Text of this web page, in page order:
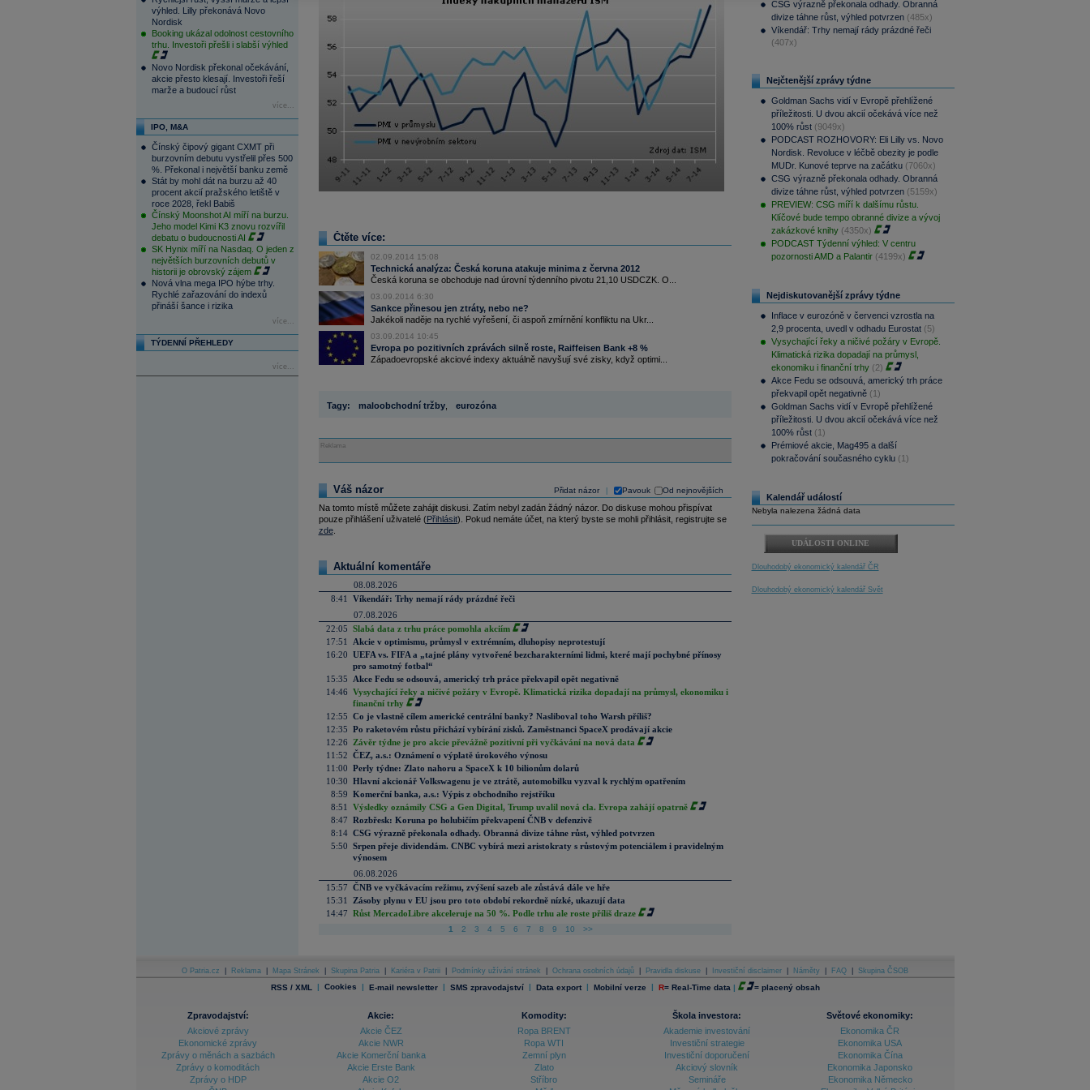
výhled. Lilly překonává Novo
Nordisk
Booking ukázal odolnost cestovního
trhu. Investoři přešli i slabší výhled
Novo Nordisk překonal očekávání,
akcie přesto klesají. Investoři řeší
marže a budoucí růst
více...
IPO, M&A
Čínský čipový gigant CXMT při
burzovním debutu vystřelil přes 500
%. Překonal i největší banku země
Stát by mohl dát na burzu až 40
procent akcií pražského letiště v
roce 2028, řekl Babiš
Čínský Moonshot AI míří na burzu.
Jeho model Kimi K3 znovu rozvířil
debatu o budoucnosti AI
SK Hynix míří na Nasdaq. O jeden z
největších burzovních debutů v
historii je obrovský zájem
Nová vlna mega IPO hýbe trhy.
Rychlé zařazování do indexů
přináší šance i rizika
více...
TÝDENNÍ PŘEHLEDY
více...
Čtěte více:
02.09.2014 15:08
Technická analýza: Česká koruna atakuje minima z června 2012
Česká koruna se obchoduje nad úrovní týdenního pivotu 21,10 USDCZK. O...
03.09.2014 6:30
Sankce přinesou jen ztráty, nebo ne?
Jakékoli naděje na rychlé vyřešení, či aspoň zmírnění konfliktu na Ukr...
03.09.2014 10:45
Evropa po pozitivních zprávách silně roste, Raiffeisen Bank +8 %
Západoevropské akciové indexy aktuálně navyšují své zisky, když optimi...
Tagy: maloobchodní tržby, eurozóna
Reklama
Přidat názor Pavouk Od nejnovějších
Váš názor
Na tomto místě můžete zahájit diskusi. Zatím nebyl zadán žádný názor. Do diskuse mohou přispívat
pouze přihlášení uživatelé (Přihlásit). Pokud nemáte účet, na který byste se mohli přihlásit, registrujte se
zde.
Aktuální komentáře
08.08.2026
8:41
Víkendář: Trhy nemají rády prázdné řeči
07.08.2026
22:05 Slabá data z trhu práce pomohla akciím
17:51
Akcie v optimismu, průmysl v extrémním, dluhopisy neprotestují
16:20 UEFA vs. FIFA a „tajné plány vytvořené bezcharakterními lidmi, které mají pochybné přínosy
pro samotný fotbal“
15:35
Akce Fedu se odsouvá, americký trh práce překvapil opět negativně
14:46 Vysychající řeky a ničivé požáry v Evropě. Klimatická rizika dopadají na průmysl, ekonomiku i
finanční trhy
12:55 Co je vlastně cílem americké centrální banky? Nasliboval toho Warsh příliš?
12:35 Po raketovém růstu přichází vybírání zisků. Zaměstnanci SpaceX prodávají akcie
12:26
Závěr týdne je pro akcie převážně pozitivní při vyčkávání na nová data
11:52 ČEZ, a.s.: Oznámení o výplatě úrokového výnosu
11:00 Perly týdne: Zlato nahoru a SpaceX k 10 bilionům dolarů
10:30 Hlavní akcionář Volkswagenu je ve ztrátě, automobilku vyzval k rychlým opatřením
8:59 Komerční banka, a.s.: Výpis z obchodního rejstříku
8:51
Výsledky oznámily CSG a Gen Digital, Trump uvalil nová cla. Evropa zahájí opatrně
8:47 Rozbřesk: Koruna po holubičím překvapení ČNB v defenzivě
8:14 CSG výrazně překonala odhady. Obranná divize táhne růst, výhled potvrzen
5:50 Srpen přeje dividendám. CNBC vybírá mezi aristokraty s růstovým potenciálem i pravidelným
výnosem
06.08.2026
15:57 ČNB ve vyčkávacím režimu, zvýšení sazeb ale zůstává dále ve hře
15:31
Zásoby plynu v EU jsou pro toto období rekordně nízké, ukazují data
14:47 Růst MercadoLibre akceleruje na 50 %. Podle trhu ale roste příliš draze
1 2 3 4 5 6 7 8 9 10 >>
CSG výrazně překonala odhady. Obranná
divize táhne růst, výhled potvrzen (485x)
Víkendář: Trhy nemají rády prázdné řeči
(407x)
Nejčtenější zprávy týdne
Goldman Sachs vidí v Evropě přehlížené
příležitosti. U dvou akcií očekává více než
100% růst (9049x)
PODCAST ROZHOVORY: Eli Lilly vs. Novo
Nordisk. Revoluce v léčbě obezity je podle
MUDr. Kunové teprve na začátku (7060x)
CSG výrazně překonala odhady. Obranná
divize táhne růst, výhled potvrzen (5159x)
PREVIEW: CSG míří k dalšímu růstu.
Klíčové bude tempo obranné divize a vývoj
zakázkové knihy (4350x)
PODCAST Týdenní výhled: V centru
pozornosti AMD a Palantir (4199x)
Nejdiskutovanější zprávy týdne
Inflace v eurozóně v červenci vzrostla na
2,9 procenta, uvedl v odhadu Eurostat (5)
Vysychající řeky a ničivé požáry v Evropě.
Klimatická rizika dopadají na průmysl,
ekonomiku i finanční trhy (2)
Akce Fedu se odsouvá, americký trh práce
překvapil opět negativně (1)
Goldman Sachs vidí v Evropě přehlížené
příležitosti. U dvou akcií očekává více než
100% růst (1)
Prémiové akcie, Mag495 a další
pokračování současného cyklu (1)
Kalendář událostí
Nebyla nalezena žádná data
UDÁLOSTI ONLINE
Dlouhodobý ekonomický kalendář ČR
Dlouhodobý ekonomický kalendář Svět
O Patria.cz Reklama Mapa Stránek Skupina Patria Kariéra v Patrii Podmínky užívání stránek Ochrana osobních údajů Pravidla diskuse Investiční disclaimer Náměty FAQ Skupina ČSOB
RSS / XML | Cookies | E-mail newsletter | SMS zpravodajství | Data export | Mobilní verze | R= Real-Time data | = placený obsah
Zpravodajství:
Akciové zprávy
Ekonomické zprávy
Zprávy o měnách a sazbách
Zprávy o komoditách
Zprávy o HDP
Akcie:
Akcie ČEZ
Akcie NWR
Akcie Komerční banka
Akcie Erste Bank
Akcie O2
Komodity:
Ropa BRENT
Ropa WTI
Zemní plyn
Zlato
Stříbro
Škola investora:
Akademie investování
Investiční strategie
Investiční doporučení
Akciový slovník
Semináře
Světové ekonomiky:
Ekonomika ČR
Ekonomika USA
Ekonomika Čína
Ekonomika Japonsko
Ekonomika Německo